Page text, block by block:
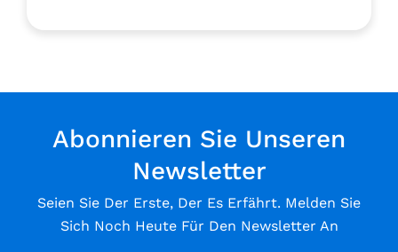
Abonnieren Sie Unseren
Newsletter
Seien Sie Der Erste, Der Es Erfährt. Melden Sie
Sich Noch Heute Für Den Newsletter An